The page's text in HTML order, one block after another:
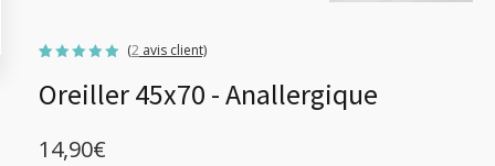
sur 5
basé sur
(2 avis client)
Oreiller 45x70 - Anallergique
14,90€